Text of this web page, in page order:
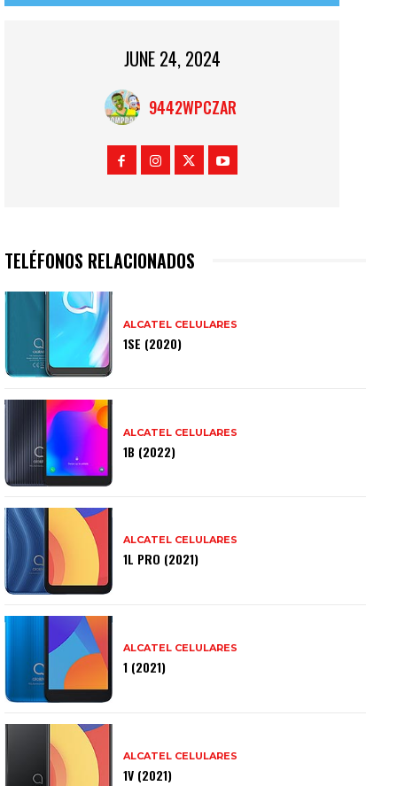
JUNE 24, 2024
9442WPCZAR
TELÉFONOS RELACIONADOS
ALCATEL CELULARES
1SE (2020)
ALCATEL CELULARES
1B (2022)
ALCATEL CELULARES
1L PRO (2021)
ALCATEL CELULARES
1 (2021)
ALCATEL CELULARES
1V (2021)